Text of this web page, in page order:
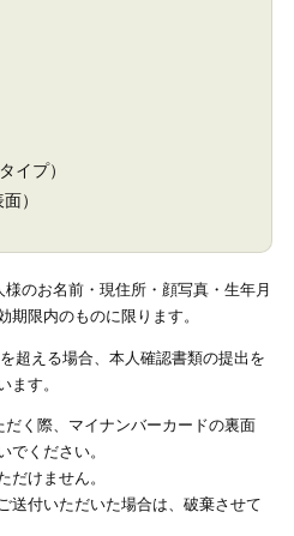
イプ）
）
のお名前・現住所・顔写真・生年月
期限内のものに限ります。
超える場合、本人確認書類の提出を
ます。
く際、マイナンバーカードの裏面
でください。
だけません。
送付いただいた場合は、破棄させて